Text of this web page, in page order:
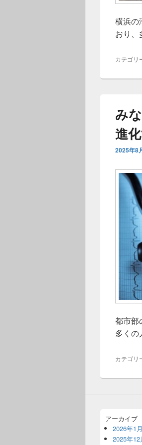
横浜の
おり、
カテゴリ
み
進
2025年8
都市部
多くの
カテゴリ
アーカイブ
2026年1月
2025年12